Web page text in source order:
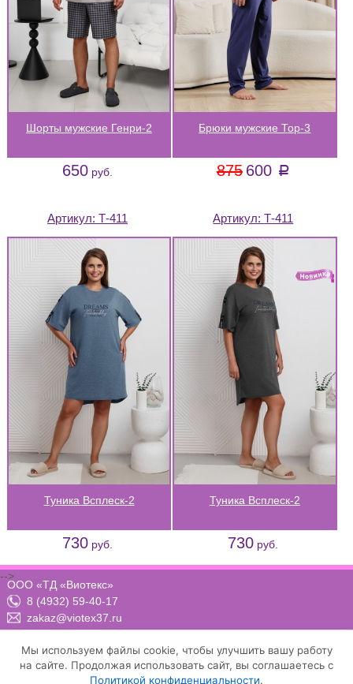
Шорты мужские Генри-2
650 руб.
Брюки мужские Тор-3
875 600 a
Артикул:Т-411
Туника Всплеск-2
730 руб.
Артикул:Т-411
Туника Всплеск-2
730 руб.
ООО «ТД «Виотекс»
8 (4932) 59-40-17
zakaz@viotex37.ru
-->
Мы используем файлы cookie, чтобы улучшить вашу работу
на сайте. Продолжая использовать сайт, вы соглашаетесь с
Политикой конфиденциальности.